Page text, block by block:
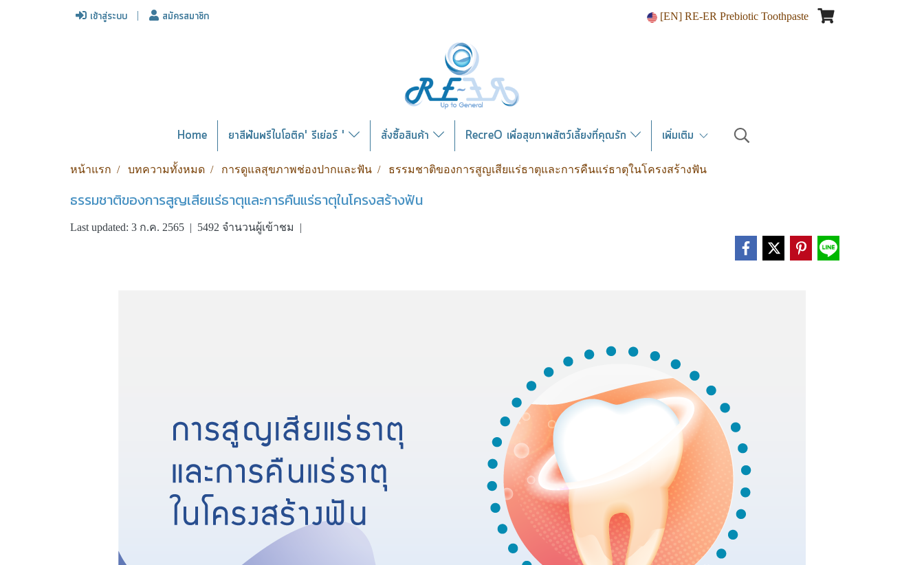
เข้าสู่ระบบ สมัครสมาชิก [EN] RE-ER Prebiotic Toothpaste
Home ยาสีฟันพรีไบโอติค' รีเย่อร์ ' สั่งซื้อสินค้า RecreO เพื่อสุขภาพสัตว์เลี้ยงที่คุณรัก เพิ่มเติม
หน้าแรก บทความทั้งหมด การดูแลสุขภาพช่องปากและฟัน ธรรมชาติของการสูญเสียแร่ธาตุและการคืนแร่ธาตุในโครงสร้างฟัน
ธรรมชาติของการสูญเสียแร่ธาตุและการคืนแร่ธาตุในโครงสร้างฟัน
Last updated: 3 ก.ค. 2565 | 5492 จำนวนผู้เข้าชม |